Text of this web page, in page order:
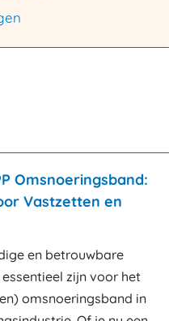
Omsnoeringsband:
Vastzetten en
en betrouwbare
zijn voor het
omsnoeringsband in